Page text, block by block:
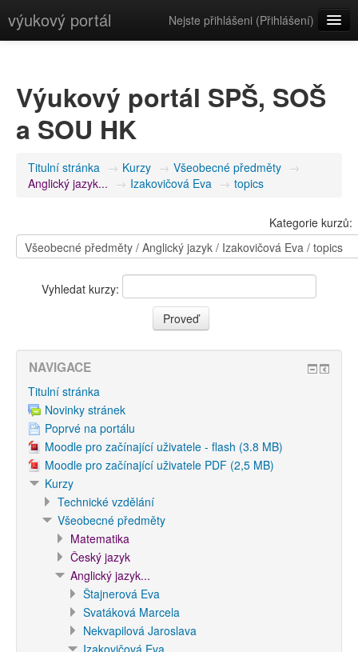
výukový portál Nejste přihlášeni (Přihlášení)
Výukový portál SPŠ, SOŠ
a SOU HK
Titulní stránka → Kurzy → Všeobecné předměty →
Anglický jazyk... → Izakovičová Eva → topics
Kategorie kurzů:
Vyhledat kurzy:
NAVIGACE
Titulní stránka
Novinky stránek
Poprvé na portálu
Moodle pro začínající uživatele - flash (3.8 MB)
Moodle pro začínající uživatele PDF (2,5 MB)
Kurzy
Technické vzdělání
Všeobecné předměty
Matematika
Český jazyk
Anglický jazyk...
Štajnerová Eva
Svatáková Marcela
Nekvapilová Jaroslava
Izakovičová Eva